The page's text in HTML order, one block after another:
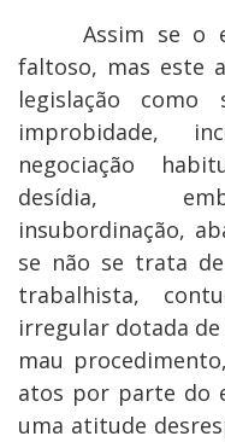
Assim se o
faltoso, mas este
legislação
improbidade,
negociação
desídia,
insubordinação,
se não se trata
trabalhista,
irregular dotada
mau
atos por parte do
uma atitude